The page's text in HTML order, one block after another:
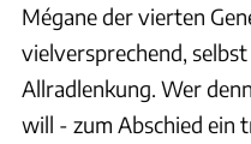
Mégane der vierten
vielversprechend,
Allradlenkung. Wer
will - zum Abschied ein